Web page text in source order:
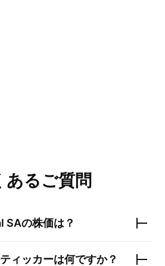
あるご質問
SAの株価は？
ィッカーは何ですか？